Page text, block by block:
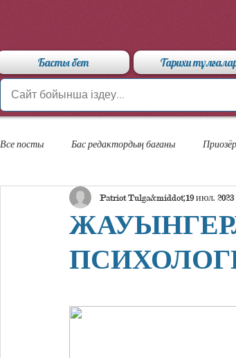
Басты бет Тарихи
Все посты Бас редактордың бағаны
«Арыстан» мамандандырылған лицейі
Patriot Tulga 19 июл. 2023